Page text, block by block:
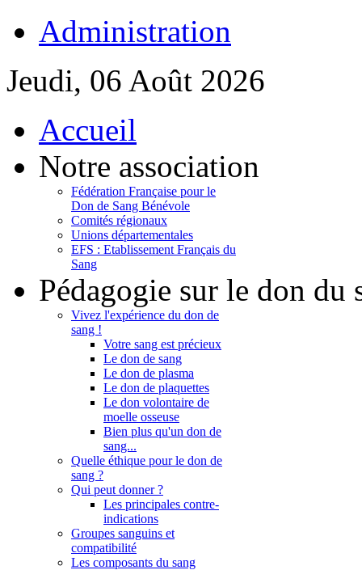
Administration
Jeudi, 06 Août 2026
Accueil
Notre association
Fédération Française pour le
Don de Sang Bénévole
Comités régionaux
Unions départementales
EFS : Etablissement Français du
Sang
Pédagogie sur le don du
Vivez l'expérience du don de
sang !
Votre sang est précieux
Le don de sang
Le don de plasma
Le don de plaquettes
Le don volontaire de
moelle osseuse
Bien plus qu'un don de
sang...
Quelle éthique pour le don de
sang ?
Qui peut donner ?
Les principales contre-
indications
Groupes sanguins et
compatibilité
Les composants du sang